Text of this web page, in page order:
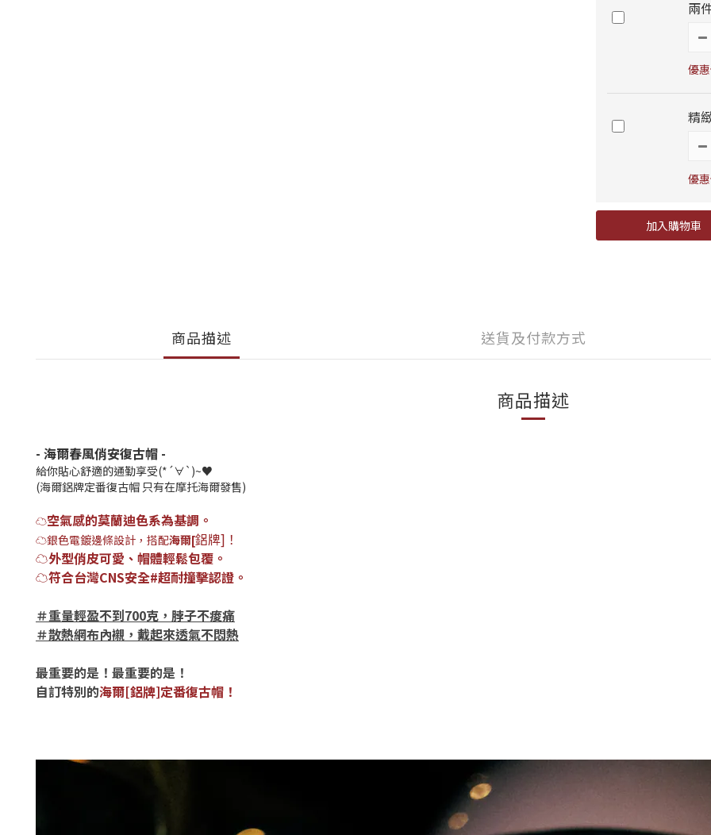
兩
優
精
優
加入購物車
商品描述 送貨及付款方式
商品描述
- 海爾春風俏安復古帽 -
給你貼心舒適的通勤享受(*´∀`)~♥
(海爾鋁牌定番復古帽 只有在摩托海爾發售)
☁️空氣感的莫蘭迪色系為基調。
☁️銀色電鍍邊條設計，搭配海爾[鋁牌]！
☁️外型俏皮可愛、帽體輕鬆包覆。
☁️符合台灣CNS安全#超耐撞擊認證。
＃重量輕盈不到700克，脖子不痠痛
＃散熱網布內襯，戴起來透氣不悶熱
最重要的是！最重要的是！
自訂特別的海爾[鋁牌]定番復古帽！